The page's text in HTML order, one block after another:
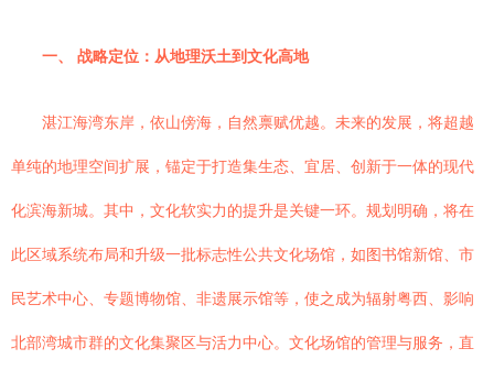
一、 战略定位：从地理沃土到文化高地
湛江海湾东岸，依山傍海，自然禀赋优越。未来的发展，将超越
单纯的地理空间扩展，锚定于打造集生态、宜居、创新于一体的现代
化滨海新城。其中，文化软实力的提升是关键一环。规划明确，将在
此区域系统布局和升级一批标志性公共文化场馆，如图书馆新馆、市
民艺术中心、专题博物馆、非遗展示馆等，使之成为辐射粤西、影响
北部湾城市群的文化集聚区与活力中心。文化场馆的管理与服务，直